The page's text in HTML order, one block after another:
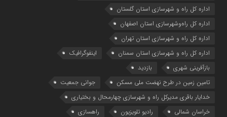
اداره كل راه و شهرسازي استان گلستان
اداره كل راه‌و‌شهرسازي استان اصفهان
اداره کل راه و شهرسازی استان تهران
اداره کل راه و شهرسازی استان سمنان
اینفوگرافیک
بازآفرینی شهری
بازدید
تامین زمین در طرح نهضت ملی مسکن
جوانی جمعیت
خدایار باقری مدیرکل راه و شهرسازی چهارمحال و بختیاری
خراسان شمالی
رادیو تلویزیون
راهسازی